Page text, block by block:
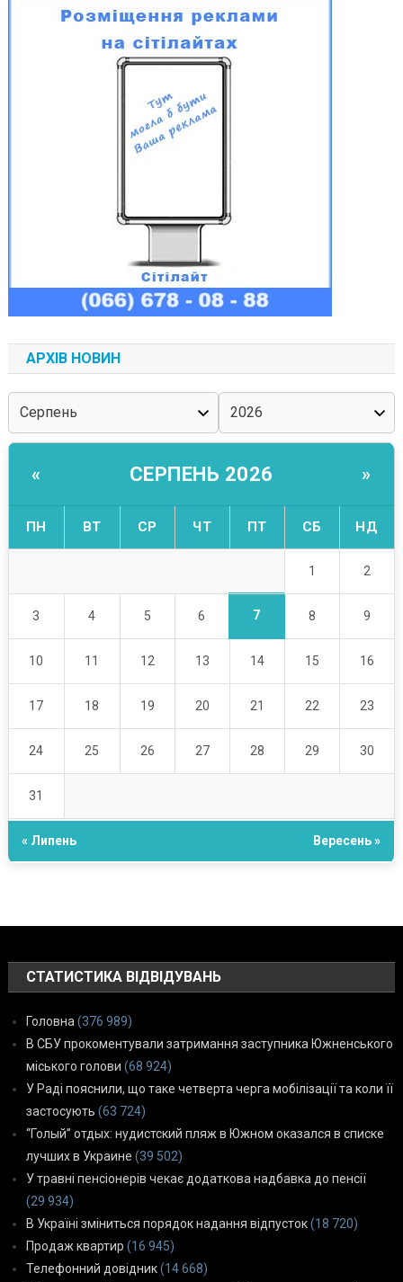
АРХІВ НОВИН
« СЕРПЕНЬ 2026 »
ПН ВТ СР ЧТ ПТ СБ НД
1 2
3 4 5 6 7 8 9
10 11 12 13 14 15 16
17 18 19 20 21 22 23
24 25 26 27 28 29 30
31
« Липень Вересень »
СТАТИСТИКА ВІДВІДУВАНЬ
Головна (376 989)
В СБУ прокоментували затримання заступника Южненського
міського голови (68 924)
У Раді пояснили, що таке четверта черга мобілізації та коли її
застосують (63 724)
“Голый” отдых: нудистский пляж в Южном оказался в списке
лучших в Украине (39 502)
У травні пенсіонерів чекає додаткова надбавка до пенсії
(29 934)
В Україні зміниться порядок надання відпусток(18 720)
Продаж квартир (16 945)
Телефонний довідник(14 668)